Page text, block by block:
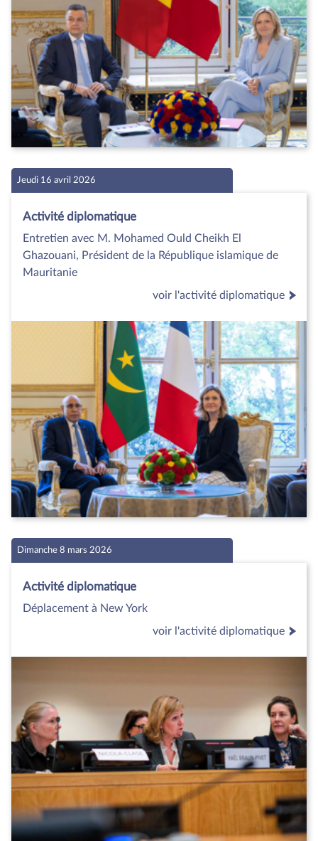
Jeudi 16 avril 2026
Activité diplomatique
Entretien avec M. Mohamed Ould Cheikh El
Ghazouani, Président de la République islamique de
Mauritanie
voir l'activité diplomatique
Dimanche 8 mars 2026
Activité diplomatique
Déplacement à New York
voir l'activité diplomatique